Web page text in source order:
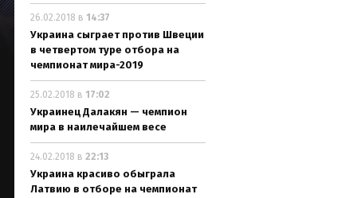
26.02.2018 в 14:37
Украина сыграет против Швеции
в четвертом туре отбора на
чемпионат мира-2019
25.02.2018 в 17:02
Украинец Далакян — чемпион
мира в наилечайшем весе
24.02.2018 в 22:13
Украина красиво обыграла
Латвию в отборе на чемпионат